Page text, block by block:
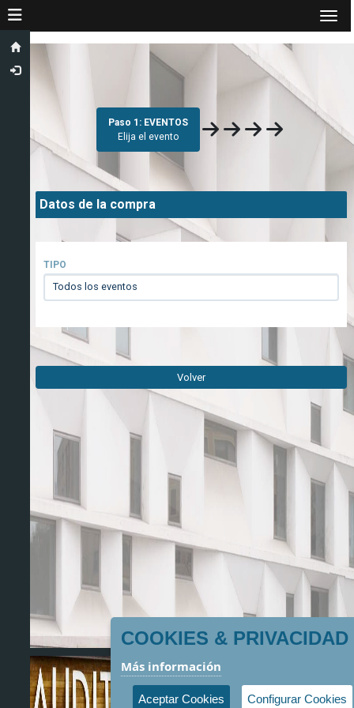
Toggle navigation
Paso 1: EVENTOS
Elija el evento
Datos de la compra
TIPO
Volver
COOKIES & PRIVACIDAD
Más información
Aceptar Cookies Configurar Cookies